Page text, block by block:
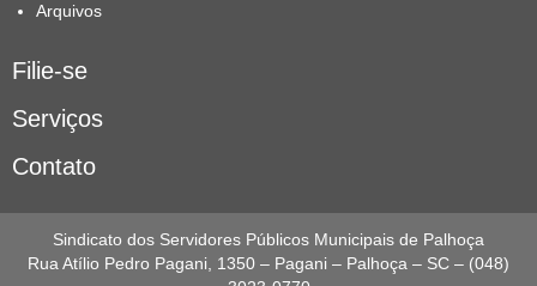
Arquivos
Filie-se
Serviços
Contato
Sindicato dos Servidores Públicos Municipais de Palhoça
Rua Atílio Pedro Pagani, 1350 – Pagani – Palhoça – SC – (048)